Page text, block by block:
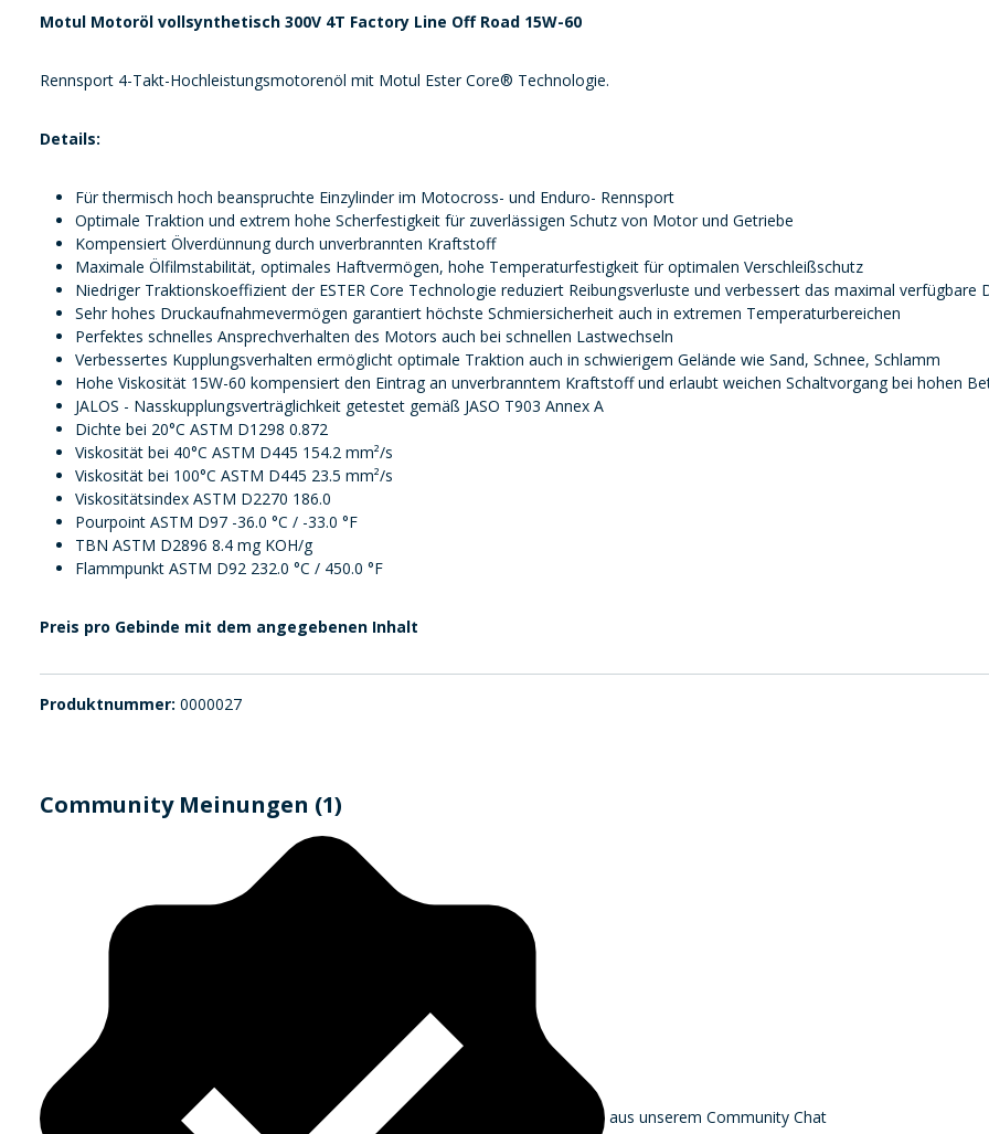
Motul Motoröl vollsynthetisch 300V 4T Factory Line Off Road 15W-60
Rennsport 4-Takt-Hochleistungsmotorenöl mit Motul Ester Core® Technologie.
Details:
Für thermisch hoch beanspruchte Einzylinder im Motocross- und Enduro- Rennsport
Optimale Traktion und extrem hohe Scherfestigkeit für zuverlässigen Schutz von Motor und Getriebe
Kompensiert Ölverdünnung durch unverbrannten Kraftstoff
Maximale Ölfilmstabilität, optimales Haftvermögen, hohe Temperaturfestigkeit für optimalen Verschleißschutz
Niedriger Traktionskoeffizient der ESTER Core Technologie reduziert Reibungsverluste und verbessert das maximal verfügbare
Sehr hohes Druckaufnahmevermögen garantiert höchste Schmiersicherheit auch in extremen Temperaturbereichen
Perfektes schnelles Ansprechverhalten des Motors auch bei schnellen Lastwechseln
Verbessertes Kupplungsverhalten ermöglicht optimale Traktion auch in schwierigem Gelände wie Sand, Schnee, Schlamm
Hohe Viskosität 15W-60 kompensiert den Eintrag an unverbranntem Kraftstoff und erlaubt weichen Schaltvorgang bei hohen
JALOS - Nasskupplungsverträglichkeit getestet gemäß JASO T903 Annex A
Dichte bei 20°C ASTM D1298 0.872
Viskosität bei 40°C ASTM D445 154.2 mm²/s
Viskosität bei 100°C ASTM D445 23.5 mm²/s
Viskositätsindex ASTM D2270 186.0
Pourpoint ASTM D97 -36.0 °C / -33.0 °F
TBN ASTM D2896 8.4 mg KOH/g
Flammpunkt ASTM D92 232.0 °C / 450.0 °F
Preis pro Gebinde mit dem angegebenen Inhalt
Produktnummer: 0000027
Community Meinungen (1)
aus unserem Community Chat